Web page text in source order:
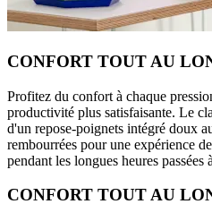
CONFORT TOUT AU
Profitez du confort à chaque
productivité plus satisfaisante. Le
d'un repose-poignets intégré doux
rembourrées pour une expérience
pendant les longues heures passées
CONFORT TOUT AU